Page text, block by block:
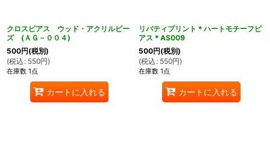
クロスピアス ウッド・アクリルビー
ズ (ＡＧ－００４)
500円(税別)
(税込 : 550円)
在庫数 1点
カートに入れる
リバティプリント＊ハートモチーフピ
アス＊AS009
500円(税別)
(税込 : 550円)
在庫数 1点
カートに入れる